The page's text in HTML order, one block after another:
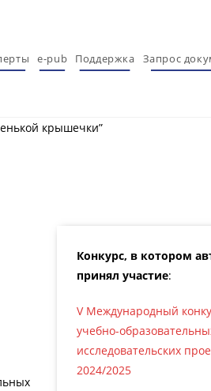
e-pub Поддержка Запрос
крышечки”
Конкурс, в котором
принял участие:
V Международный
учебно-
исследовательских
2024/2025